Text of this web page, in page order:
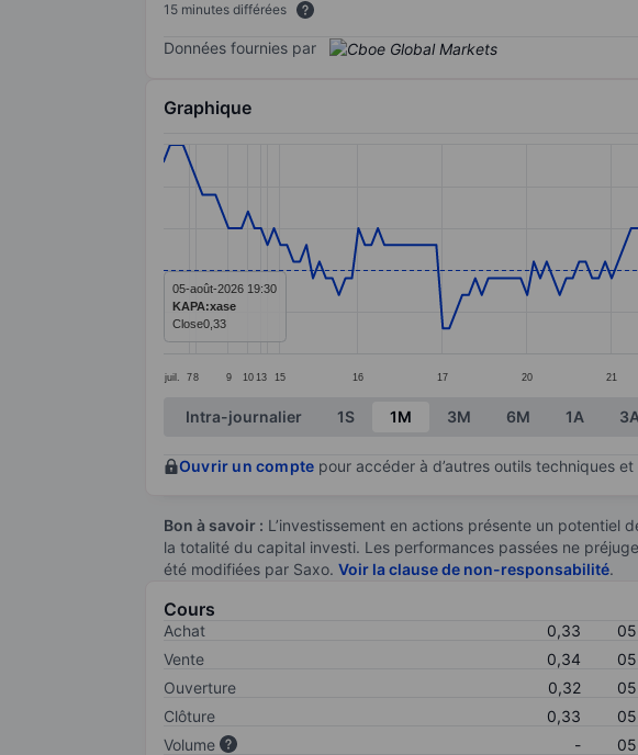
15 minutes différées
Données fournies par
Graphique
Chart
Line chart with 174 data points.
The chart has 1 X axis displaying categories.
The chart has 1 Y axis displaying values. Data ranges
juil. 78 9 10 13 15 16 17 20 21
05-août-2026 19:30
KAPA:xase
Close0,33
End of interactive chart.
Intra-journalier 1S 1M 3M 6M 1A
Ouvrir un compte pour accéder à d’autres outils techniques et
Bon à savoir : L’investissement en actions présente un potentiel
la totalité du capital investi. Les performances passées ne
été modifiées par Saxo. Voir la clause de non-responsabilité.
Cours
Achat 0,33
Vente
0,34
Ouverture
0,32
Clôture
0,33
Volume
-